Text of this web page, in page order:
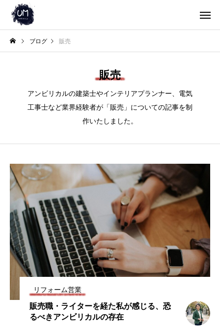
ブログ 販売
販売
アンビリカルの建築士やインテリアプランナー、電気
工事士など業界経験者が「販売」についての記事を制
作いたしました。
リフォーム営業
販売職・ライターを経た私が感じる、恐
るべきアンビリカルの存在